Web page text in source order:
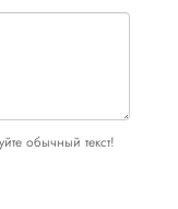
обычный текст!